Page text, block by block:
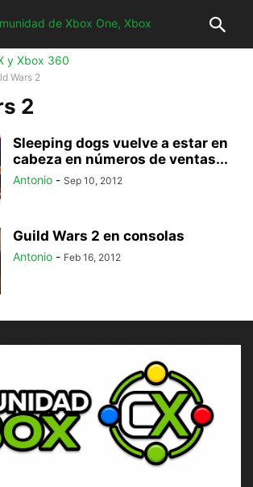
Wars 2
2
Sleeping dogs vuelve a estar en
cabeza en números de ventas...
Antonio - Sep 10, 2012
Guild Wars 2 en consolas
Antonio - Feb 16, 2012